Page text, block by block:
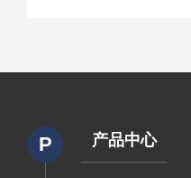
P 产品中心